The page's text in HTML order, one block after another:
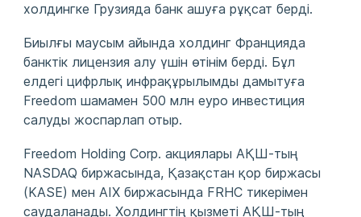
холдингке Грузияда банк ашуға рұқсат берді.
Биылғы маусым айында холдинг Францияда
банктік лицензия алу үшін өтінім берді. Бұл
елдегі цифрлық инфрақұрылымды дамытуға
Freedom шамамен 500 млн еуро инвестиция
салуды жоспарлап отыр.
Freedom Holding Corp. акциялары АҚШ-тың
NASDAQ биржасында, Қазақстан қор биржасы
(KASE) мен AIX биржасында FRHC тикерімен
саудаланады. Холдингтің қызметі АҚШ-тың